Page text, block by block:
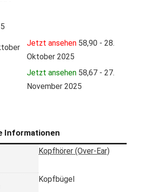
Jetzt ansehen 58,90 - 28.
Oktober 2025
Jetzt ansehen 58,67 - 27.
November 2025
Informationen
Kopfhörer (Over-Ear)
Kopfbügel